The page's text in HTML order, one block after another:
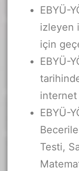
EBYÜ-
izleyen
için
EBYÜ-
internet
EBYÜ-
Testi,